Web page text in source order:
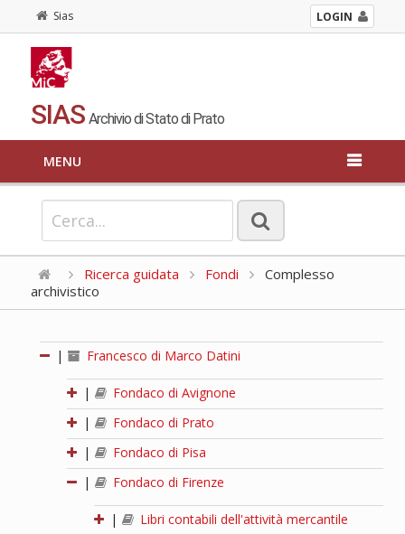
Sias LOGIN
SIAS Archivio di Stato di Prato
MENU
Ricerca guidata Fondi
Complesso
archivistico
| Francesco di Marco Datini
|
Fondaco di Avignone
|
Fondaco di Prato
|
Fondaco di Pisa
|
Fondaco di Firenze
|
Libri contabili dell'attività mercantile